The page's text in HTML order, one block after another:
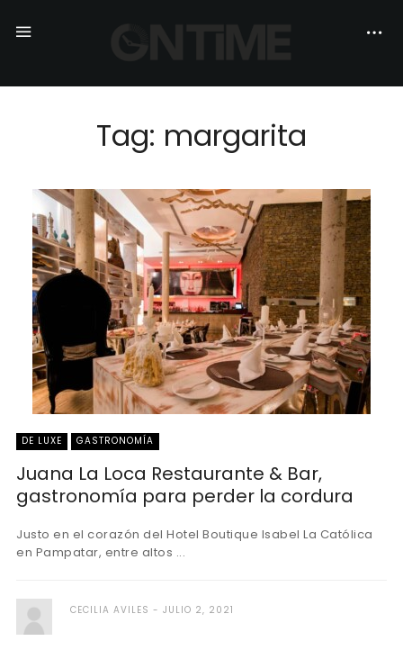
Tag: margarita
DE LUXE GASTRONOMÍA
Juana La Loca Restaurante & Bar,
gastronomía para perder la cordura
Justo en el corazón del Hotel Boutique Isabel La Católica
en Pampatar, entre altos ...
CECILIA AVILES JULIO 2, 2021